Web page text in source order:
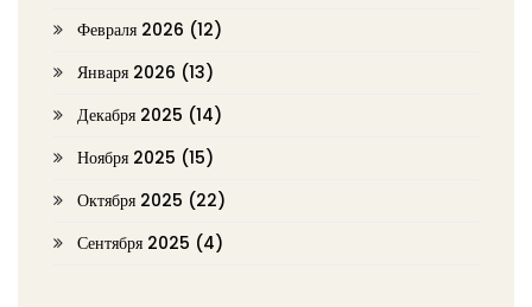
Февраля 2026 (12)
Января 2026 (13)
Декабря 2025 (14)
Ноября 2025 (15)
Октября 2025 (22)
Сентября 2025 (4)